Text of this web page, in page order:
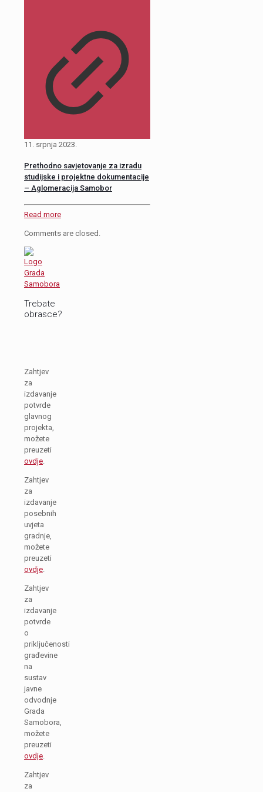
11. srpnja 2023.
Prethodno savjetovanje za izradu
studijske i projektne dokumentacije
– Aglomeracija Samobor
Read more
Comments are closed.
Trebate
obrasce?
Zahtjev
za
izdavanje
potvrde
glavnog
projekta,
možete
preuzeti
ovdje.
Zahtjev
za
izdavanje
posebnih
uvjeta
gradnje,
možete
preuzeti
ovdje.
Zahtjev
za
izdavanje
potvrde
o
priključenosti
građevine
na
sustav
javne
odvodnje
Grada
Samobora,
možete
preuzeti
ovdje.
Zahtjev
za